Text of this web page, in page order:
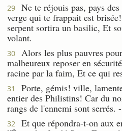
29
Ne te réjouis pas, pays
verge qui te frappait est
serpent sortira un basilic, Et
volant.
30
Alors les plus pauvres
malheureux reposer en
racine par la faim, Et ce qui
31
Porte, gémis! ville,
entier des Philistins! Car du
rangs de l'ennemi sont serrés. -
32
Et que répondra-t-on aux